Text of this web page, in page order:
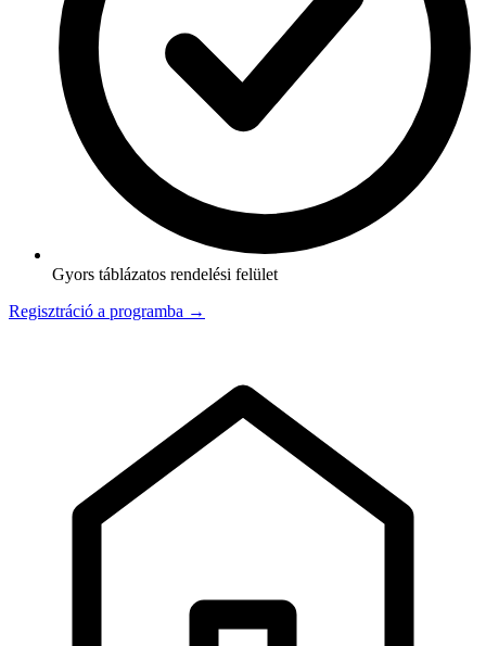
Gyors táblázatos rendelési felület
Regisztráció a programba →